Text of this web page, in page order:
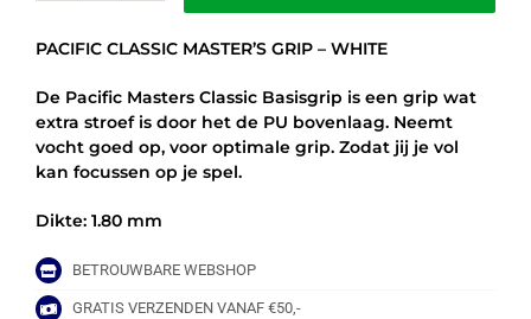
GRIP
-
aantal
PACIFIC CLASSIC MASTER’S GRIP – WHITE
De Pacific Masters Classic Basisgrip is een grip wat
extra stroef is door het de PU bovenlaag. Neemt
vocht goed op, voor optimale grip. Zodat jij je vol
kan focussen op je spel.
Dikte: 1.80 mm
BETROUWBARE WEBSHOP
GRATIS VERZENDEN VANAF €50,-